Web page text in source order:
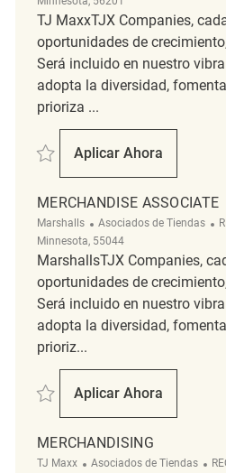
TJ MaxxTJX Companies,
oportunidades de
Será incluido en nuestro
adopta la diversidad,
prioriza ...
Salvar Merchandise Associate
Aplicar Ahora
Merchandise
MERCHANDISE ASSOCIATE
Marshalls Categoría
Asociados de Tiendas
Minnesota, 55044
MarshallsTJX Companies,
oportunidades de
Será incluido en nuestro
adopta la diversidad,
prioriz...
Salvar Merchandise Associate
Aplicar Ahora
Merchandise
MERCHANDISING
TJ Maxx Categoría
Asociados de Tiendas